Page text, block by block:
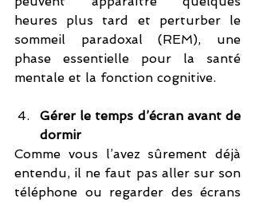
heures plus tard et perturber le
sommeil paradoxal (REM), une
phase essentielle pour la santé
mentale et la fonction cognitive.
Gérer le temps d’écran avant de
dormir
Comme vous l’avez sûrement déjà
entendu, il ne faut pas aller sur son
téléphone ou regarder des écrans